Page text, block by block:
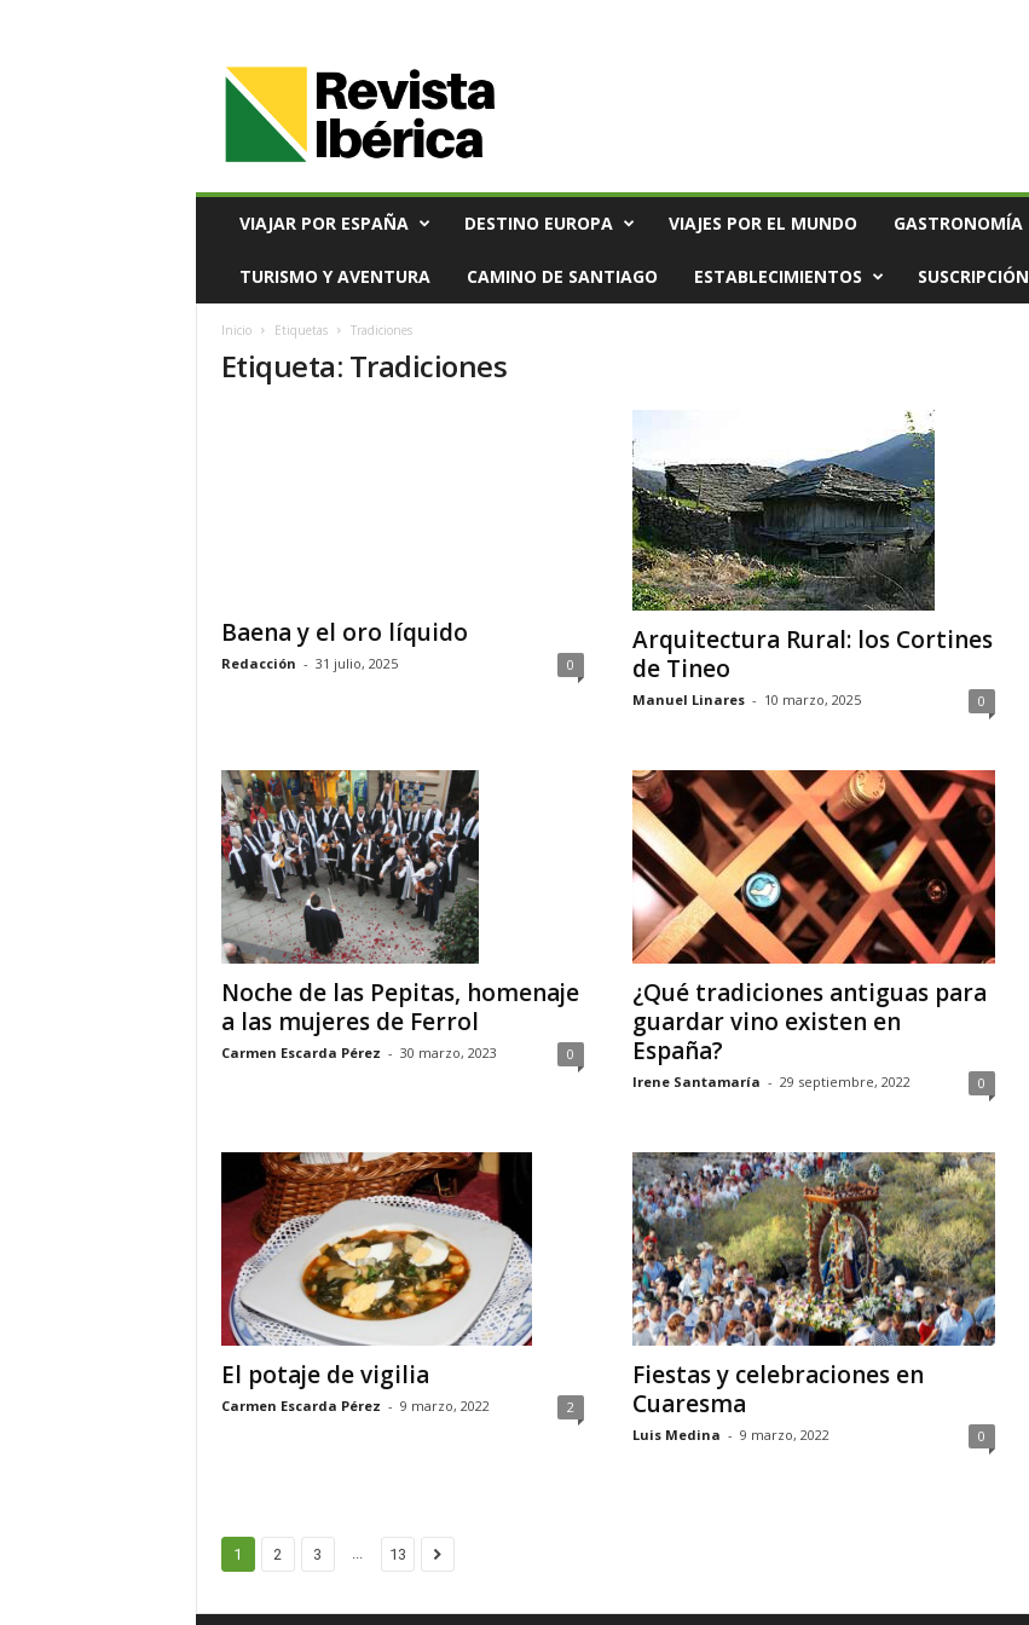
VIAJAR POR ESPAÑA DESTINO EUROPA VIAJES POR EL MUNDO GASTRONOMÍA
TURISMO Y AVENTURA CAMINO DE SANTIAGO ESTABLECIMIENTOS SUSCRIPCIÓN
Inicio Etiquetas Tradiciones
Etiqueta: Tradiciones
Baena y el oro líquido
Redacción - 31 julio, 2025 0
Arquitectura Rural: los Cortines
de Tineo
Manuel Linares - 10 marzo, 2025 0
Noche de las Pepitas, homenaje
a las mujeres de Ferrol
Carmen Escarda Pérez - 30 marzo, 2023 0
¿Qué tradiciones antiguas para
guardar vino existen en
España?
Irene Santamaría - 29 septiembre, 2022 0
El potaje de vigilia
Carmen Escarda Pérez - 9 marzo, 2022 2
Fiestas y celebraciones en
Cuaresma
Luis Medina - 9 marzo, 2022 0
1 2 3 ... 13